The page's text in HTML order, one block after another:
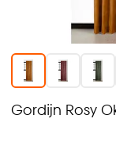
Gordijn Rosy